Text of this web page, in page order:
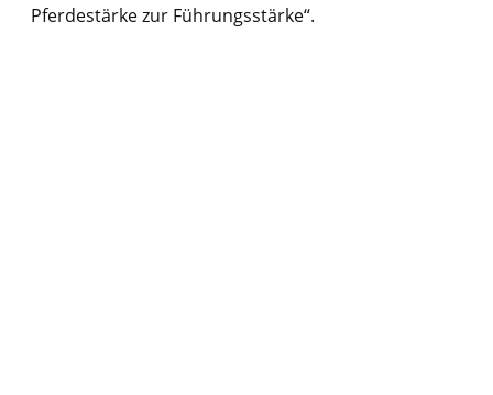
Pferdestärke zur Führungsstärke“.